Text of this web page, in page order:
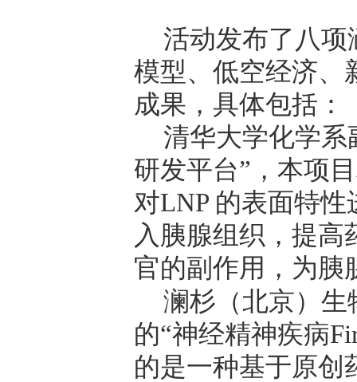
活动发布了八
模型、低空经济、
成果，具体包括：
清华大学化学
研发平台” ，本项
对LNP 的表面特性
入胰腺组织，提
官的副作用，为胰
澜杉（北京）
的“神经精神疾病
的是一种基于原创